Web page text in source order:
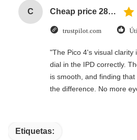
C Cheap price 28mm Aluminium Curtain Rod 1.2mm thickness with plastic final
trustpilot.com
"The Pico 4's visual clarity
dial in the IPD correctly.
is smooth, and finding
the difference. No more
Etiquetas: